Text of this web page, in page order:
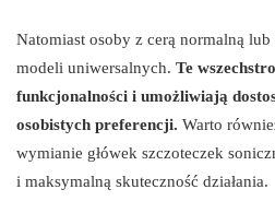
Natomiast osoby z cerą normalną
modeli uniwersalnych. Te
funkcjonalności i umożliwiają
osobistych preferencji. Warto
wymianie główek szczoteczek
i maksymalną skuteczność działania.